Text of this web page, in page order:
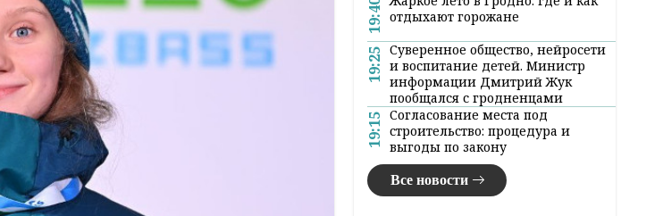
19:40 отдыхают горожане
19:25 Суверенное общество, нейросети
и воспитание детей. Министр
информации Дмитрий Жук
пообщался с гродненцами
19:15 Согласование места под
строительство: процедура и
выгоды по закону
Все новости